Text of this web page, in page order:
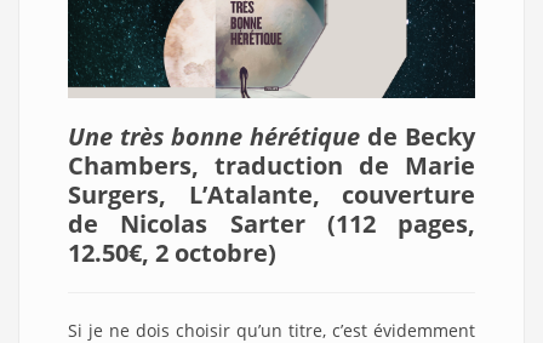
Une très bonne hérétique de Becky
Chambers, traduction de Marie
Surgers, L’Atalante, couverture
de Nicolas Sarter (112 pages,
12.50€, 2 octobre)
Si je ne dois choisir qu’un titre, c’est évidemment